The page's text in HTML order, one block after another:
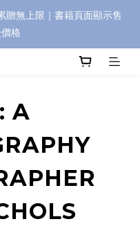
贈無上限｜書籍頁面顯示售
格
A